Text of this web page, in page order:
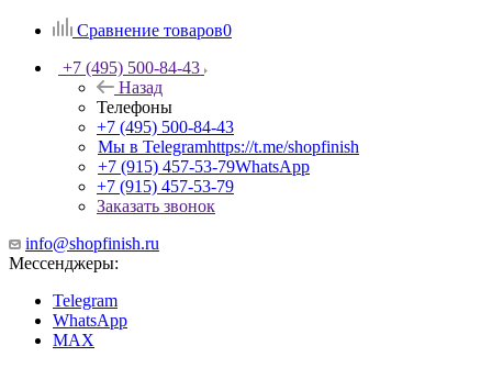
Сравнение товаров0
+7 (495) 500-84-43
Назад
Телефоны
+7 (495) 500-84-43
Мы в Telegramhttps://t.me/shopfinish
+7 (915) 457-53-79WhatsApp
+7 (915) 457-53-79
Заказать звонок
info@shopfinish.ru
Мессенджеры:
Telegram
WhatsApp
MAX